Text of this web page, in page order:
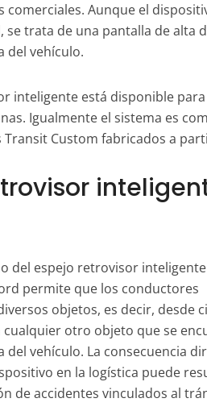
comerciales. Aunque el
trata de una pantalla de alta
del vehículo.
inteligente está disponible
Igualmente el sistema es
Transit Custom fabricados a
del espejo retrovisor inteligente
permite que los conductores
objetos, es decir, desde
cualquier otro objeto que se
del vehículo. La consecuencia
en la logística puede
de accidentes vinculados al